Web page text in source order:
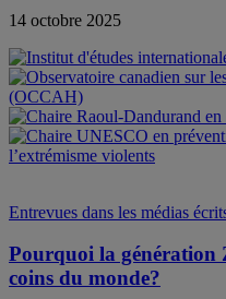
14 octobre 2025
Entrevues dans les médias
Pourquoi la génération
coins du monde?